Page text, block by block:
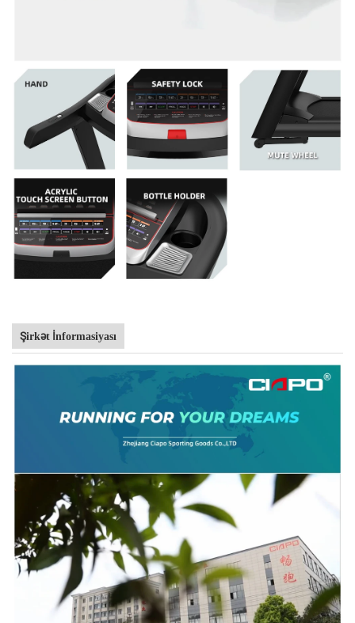
Şirkət İnformasiyası